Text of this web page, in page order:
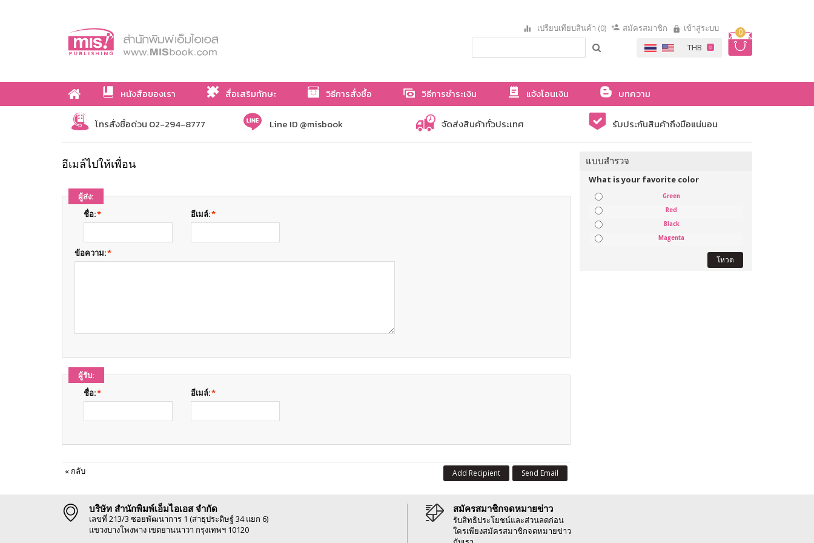
0
เปรียบเทียบสินค้า (0) สมัครสมาชิก เข้าสู่ระบบ
หนังสือของเรา สื่อเสริมทักษะ วิธีการสั่งซื้อ วิธีการชำระเงิน แจ้งโอนเงิน
บทความ
เกี่ยวกับเรา
โทรสั่งซื้อด่วน 02-294-8777 Line ID @misbook จัดส่งสินค้าทั่วประเทศ รับประกันสินค้าถึงมือแน่นอน
อีเมล์ไปให้เพื่อน
ผู้ส่ง:
*
ชื่อ: *
อีเมล์:
*
ข้อความ:
ผู้รับ:
*
ชื่อ: *
อีเมล์:
« กลับ Send Email
Add Recipient
แบบสำรวจ
What is your favorite color
Green
Red
Black
Magenta
โหวต
บริษัท สำนักพิมพ์เอ็มไอเอส จำกัด
เลขที่ 213/3 ซอยพัฒนาการ 1 (สาธุประดิษฐ์ 34 แยก 6)
แขวงบางโพงพาง เขตยานนาวา กรุงเทพฯ 10120
สมัครสมาชิกจดหมายข่าว
รับสิทธิประโยชน์และส่วนลดก่อน
ใครเพียงสมัครสมาชิกจดหมายข่าว